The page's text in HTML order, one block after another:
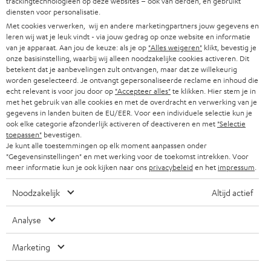
w
s
b
r
i
e
f
HIFI-SPEAKERS
SMART HOME
BLUETOOTH
KOPTELEFOONS
BLUETOOTH KOPTELEFOONS
COMPLETE SETS
SPEAKERS
PERS & MARKETING
B2B
PARTNERPROGRAMMA
BLOG
NEWSLETTER
STORES
TEUFEL STORY
MANAGEMENT
DUURZAAMHEID
DUITSLAND
OOSTENRIJK
ZWITSERLAND
NEDERLAND
BELGIË
FRANKRIJK
SPANJE
'Kennelijke' (typ)fouten voorbehouden. De op de foto's afgebeelde
diensten voor personalisatie.
Met cookies verwerken, wij en andere marketingpartners jouw gegevens en
leren wij wat je leuk vindt - via jouw gedrag op onze website en informatie
van je apparaat. Aan jou de keuze: als je op "Alles weigeren" klikt, bevestig je
onze basisinstelling, waarbij wij alleen noodzakelijke cookies activeren. Dit
betekent dat je aanbevelingen zult ontvangen, maar dat ze willekeurig
worden geselecteerd. Je ontvangt gepersonaliseerde reclame en inhoud die
echt relevant is voor jou door op "Accepteer alles"te klikken. Hier stem je in
met het gebruik van alle cookies en met de overdracht en verwerking van je
gegevens in landen buiten de EU/EER. Voor een individuele selectie kun je
ook elke categorie afzonderlijk activeren of deactiveren en met "Selectie
toepassen" bevestigen.
Je kunt alle toestemmingen op elk moment aanpassen onder
"Gegevensinstellingen" en met werking voor de toekomst intrekken. Voor
meer informatie kun je ook kijken naar ons privacybeleiden het impressum
Noodzakelijk Altijd actief
Analyse
Marketing